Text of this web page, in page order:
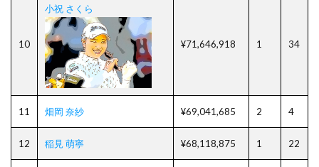
10
小祝 さくら
¥71,646,918 1 34
11 畑岡 奈紗 ¥69,041,685 2 4
12 稲見 萌寧 ¥68,118,875 1 22